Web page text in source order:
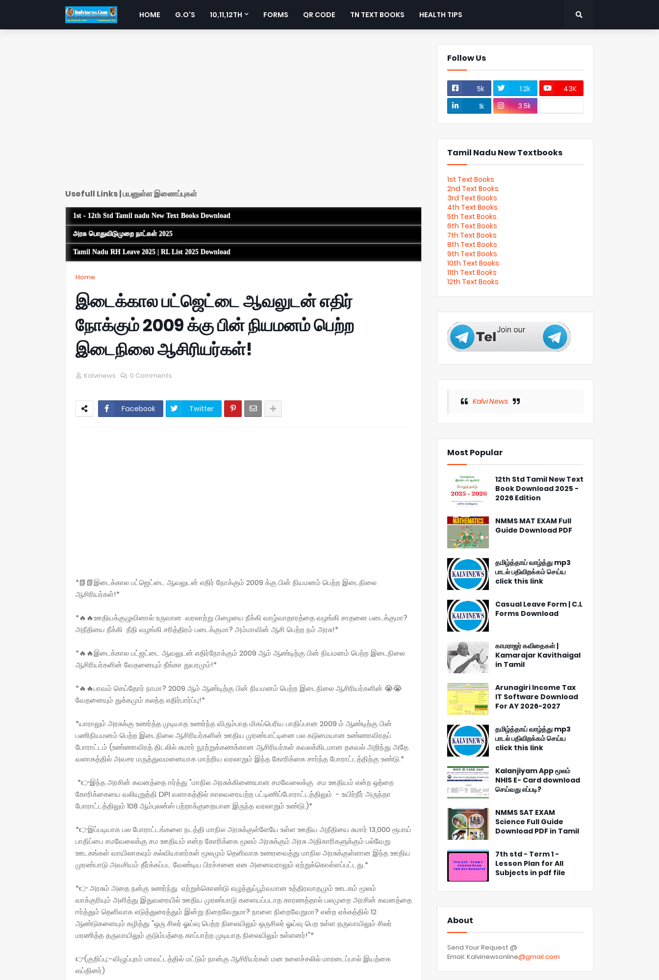
HOME G.O'S 10,11,12TH FORMS QR CODE TN TEXT BOOKS HEALTH TIPS
Usefull Links | பயனுள்ள இணைப்புகள்
1st - 12th Std Tamil nadu New Text Books Download
அரசு பொதுவிடுமுறை நாட்கள் 2025
Tamil Nadu RH Leave 2025 | RL List 2025 Download
Home
இடைக்கால பட்ஜெட்டை ஆவலுடன் எதிர்
நோக்கும் 2009 க்கு பின் நியமனம் பெற்ற
இடைநிலை ஆசிரியர்கள்!
Kalvinews 0 Comments
Facebook Twitter
*📗📗இடைக்கால பட்ஜெட்டை ஆவலுடன் எதிர் நோக்கும் 2009 க்கு பின் நியமனம் பெற்ற இடைநிலை
ஆசிரியர்கள்!*
*🔥🔥ஊதியக்குழுவினால் உருவான வரலாற்று பிழையை நீக்கி வாழ்வாதாரத்தை வழங்கி சாதனை படைக்குமா?
அநீதியை நீக்கி நீதி வழங்கி சரித்திரம் படைக்குமா? அம்மாவின் ஆசி பெற்ற நம் அரசு!*
*🔥🔥இடைக்கால பட்ஜட்டை ஆவலுடன் எதிர்நோக்கும் 2009 ஆம் ஆண்டிற்கு பின் நியமனம் பெற்ற இடைநிலை
ஆசிரியர்களின் வேதனையும் நீங்கா துயரமும்!*
*🔥🔥பாவம் செய்தோர் நாமா? 2009 ஆம் ஆண்டிற்கு பின் நியமனம் பெற்ற இடைநிலை ஆசிரியர்களின் 😭😭
வேதனையும் துக்கமும் கலந்த எதிர்பார்ப்பு!*
*யாராலும் அரசுக்கு உணர்த்த முடியாத உணர்ந்த விரும்பாத மிகப்பெரிய பாதிப்பான 2009 ம் ஆண்டிற்கு பின்
பணிநியமனம் பெற்ற இடைநிலை ஆசிரியர்களின் ஊதிய முரண்பாட்டினை பல கடுமையான உண்ணாவிரதப்
போராட்டம் (உண்ணாவிரத் திடலில் சுமார் நூற்றுக்கணக்கான ஆசிரியர்கள் கவலக்கிடமான தகவல் அறிந்து அதே
வளாகத்தில் அவசர மருத்துவமனையாக மாற்றிய வரலாறும் இந்த கோரிக்கை சார்ந்த போராட்டத்திற்கு உண்டு.*
*👉இந்த அரசின் கவனத்தை ஈர்த்து "மாநில அரசுக்கிணையான சமவேலைக்கு சம ஊதியம் என்ற ஒற்றை
கோரிக்கையை வலியுறுத்தி DPI வளாகத்தில் காலவரையற்ற பட்டிணிப்போராட்டத்திலும் - உயிர்நீர் அருந்தா
போராட்டத்திலும் 108 ஆம்புலன்ஸ் பற்றாக்குறையான இருந்த வரலாறும் உண்டு.)*
*👉இப்படியாக பல போராட்டங்களை நடத்தி மாநில அரசுக்குள்ளேயே உள்ள ஊதிய அநீதியை சுமார் 13,000 ரூபாய்
பாதிப்பை சமவேலைக்கு சம ஊதியம் என்ற கோரிக்கை மூலம் அரசுக்கும் அரசு அதிகாரிகளுக்கும் பல்வேறு
ஊடகங்கள் வாயிலாகவும் கல்வியாளர்கள் மூலமும் தெளிவாக உணரவைத்து மாநில அரசுக்குள்ளான இந்த ஊதிய
முரண்பாடு அவசியம் தீர்க்கப்பட வேண்டிய பிரச்சனை என அனைவராலும் ஏற்றுக்கொள்ளப்பட்டது.*
*👉 அரசும் அதை நன்கு உணர்ந்து ஏற்றுக்கொண்டு எழுத்துப்பூர்வமான உத்திரவாதமும் ஊடகம் மூலம்
வாக்குரியும் அளித்து இதுவரையில் ஊதிய முரண்பாடு களையப்படாத காரணத்தால் பலமுறை அரசின் கவனத்தை
ஈர்த்தும் தெளிவாக எடுத்துரைத்தும் இன்று நிறைவேறுமா? நாளை நிறைவேறுமா? என்ற ஏக்கத்தில் 12
ஆண்டுகளையும் கழித்து "ஒரு சிலர் ஓய்வு பெற்ற நிலையிலும் ஒருசிலர் ஓய்வு பெற உள்ள தருவாயிலும் சிலர்
மரணித்த தருவாயிலும் குடும்பத்தை காப்பாற்ற முடியாத நிலையிலும் உள்ளனர்!"*
👉(குறிப்பு:-விழுப்புரம் மாவட்டத்தில் மட்டும் நான்கு ஆசிரியர்கள் மன உளைச்சலில் மாரடைப்பால் இயற்கை
எய்தினர்)
Follow Us
5k 1.2k
43K
1k
3.5k
Tamil Nadu New Textbooks
1st Text Books
2nd Text Books
3rd Text Books
4th Text Books
5th Text Books
6th Text Books
7th Text Books
8th Text Books
9th Text Books
10th Text Books
11th Text Books
12th Text Books
Kalvi News
Most Popular
12th Std Tamil New Text
Book Download 2025 -
2026 Edition
NMMS MAT EXAM Full
Guide Download PDF
தமிழ்த்தாய் வாழ்த்து mp3
பாடல் பதிவிறக்கம் செய்ய
click this link
Casual Leave Form | C.L
Forms Download
காமராஜர் கவிதைகள் |
Kamarajar Kavithaigal
in Tamil
Arunagiri Income Tax
IT Software Download
For AY 2026-2027
தமிழ்த்தாய் வாழ்த்து mp3
பாடல் பதிவிறக்கம் செய்ய
click this link
Kalanjiyam App மூலம்
NHIS E- Card download
செய்வது எப்படி?
NMMS SAT EXAM
Science Full Guide
Download PDF in Tamil
7th std - Term 1 -
Lesson Plan for All
Subjects in pdf file
About
Send Your Request @
Email: Kalvinewsonline@gmail.com